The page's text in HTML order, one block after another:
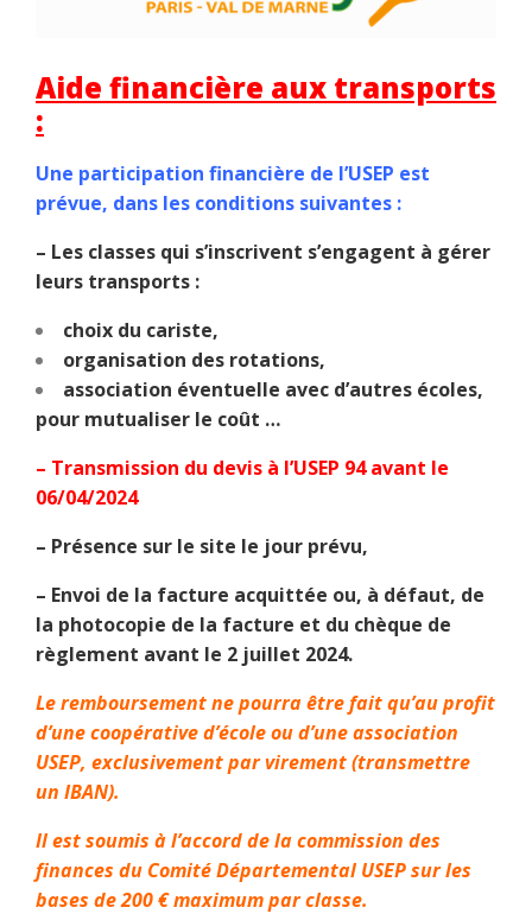
Aide financière aux transports
:
Une participation financière de l’USEP est
prévue, dans les conditions suivantes :
– Les classes qui s’inscrivent s’engagent à gérer
leurs transports :
choix du cariste,
organisation des rotations,
association éventuelle avec d’autres écoles,
pour mutualiser le coût …
– Transmission du devis à l’USEP 94 avant le
06/04/2024
– Présence sur le site le jour prévu,
– Envoi de la facture acquittée ou, à défaut, de
la photocopie de la facture et du chèque de
règlement avant le 2 juillet 2024.
Le remboursement ne pourra être fait qu’au profit
d’une coopérative d’école ou d’une association
USEP, exclusivement par virement (transmettre
un IBAN).
Il est soumis à l’accord de la commission des
finances du Comité Départemental USEP sur les
bases de 200 € maximum par classe.